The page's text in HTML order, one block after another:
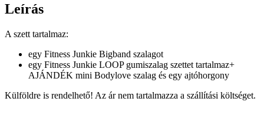
Leírás
A szett tartalmaz:
egy Fitness Junkie Bigband szalagot
egy Fitness Junkie LOOP gumiszalag szettet tartalmaz+
AJÁNDÉK mini Bodylove szalag és egy ajtóhorgony
Külföldre is rendelhető! Az ár nem tartalmazza a szállítási költséget.